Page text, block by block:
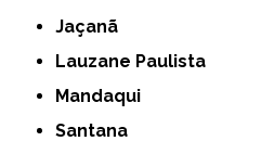
Jaçanã
Lauzane Paulista
Mandaqui
Santana